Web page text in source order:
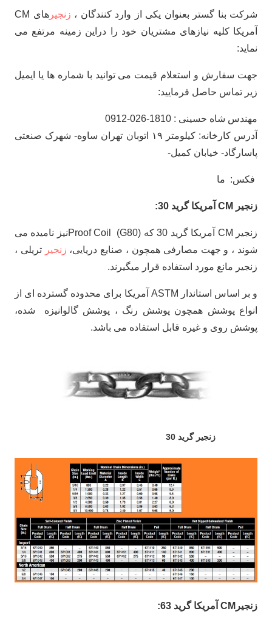
شرکت بنا گستر بعنوان یکی از وارد کنندگان ، زنجیر
های CM
آمریکا کلیه نیازهای مشتریان خود را دراین زمینه مرتفع می
نماید:
جهت سفارش و استعلام قیمت می توانید با شماره ها یا ایمیل
زیر تماس حاصل فرمایید:
مهندس شاه حسینی : 1810-026-0912
آدرس کارخانه: کیلومتر ۱۹ اتوبان تهران ساوه- شهرک صنعتی
پاسارگاد- خیابان کمیل-
فکس: ما
زنجیر CM آمریکا گرید 30:
زنجیر CM آمریکا گرید 30 که (Proof Coil (G80نیز نامیده می
شوند ، و جهت مصارفی همچون ، صنایع دریایی، زنجیرتریلی ،
زنجیر مانع مورد استفاده قرار میگیرند.
و بر اساس استاندار ASTM آمریکا برای محدوده گسترده ای از
انواع پوشش همچون پوشش رنگ ، پوشش گالوانیزه شده،
پوشش روی و غیره قابل استفاده می باشد.
زنجیر گرید 30
زنجیرCM آمریکا گرید 63: